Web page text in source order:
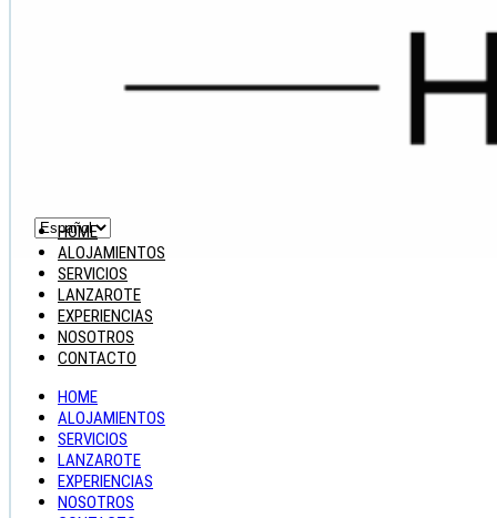
HOME
ALOJAMIENTOS
SERVICIOS
LANZAROTE
EXPERIENCIAS
NOSOTROS
CONTACTO
HOME
ALOJAMIENTOS
SERVICIOS
LANZAROTE
EXPERIENCIAS
NOSOTROS